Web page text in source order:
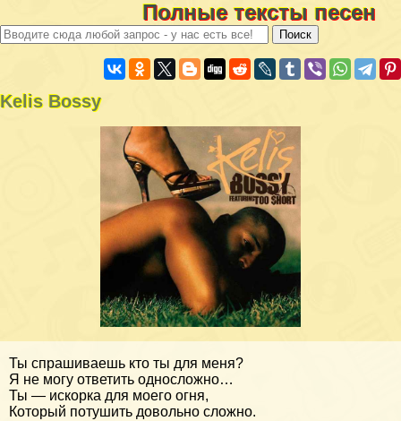
Полные тексты песен
Kelis Bossy
Ты спрашиваешь кто ты для меня?
Я не могу ответить односложно…
Ты — искорка для моего огня,
Который потушить довольно сложно.